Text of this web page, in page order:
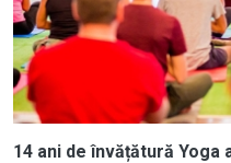
14 ani de învățătură Yoga